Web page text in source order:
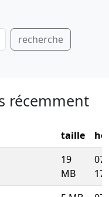
recherche
récemment
taille
19
MB